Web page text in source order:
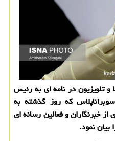
تلویزیون در نامه ای به رئیس
که روز گذشته به
از خبرنگاران و فعالین رسانه ای
نمود.